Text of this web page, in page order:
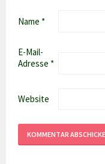
Name *
E-Mail-
Adresse *
Website